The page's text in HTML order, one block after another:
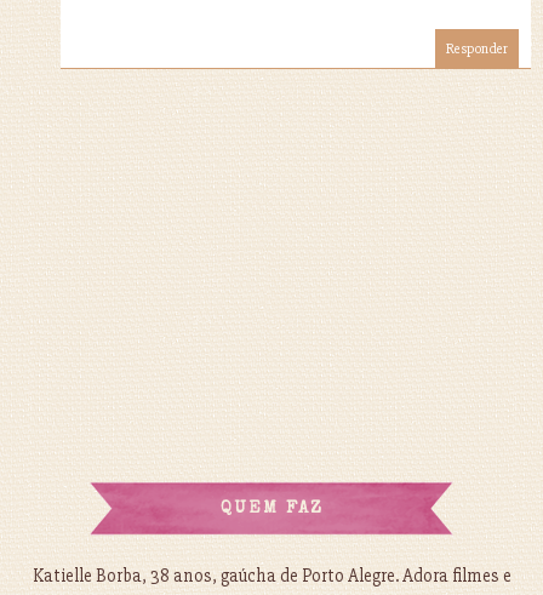
Responder
QUEM FAZ
Katielle Borba, 38 anos, gaúcha de Porto Alegre. Adora filmes e